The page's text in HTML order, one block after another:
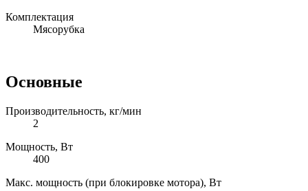
Комплектация
Мясорубка
Основные
Производительность, кг/мин
2
Мощность, Вт
400
Макс. мощность (при блокировке мотора), Вт